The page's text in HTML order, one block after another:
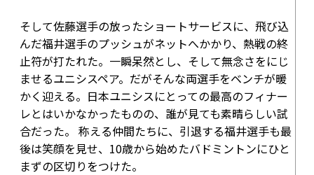
そして佐藤選手の放ったショートサービスに、飛び込
んだ福井選手のプッシュがネットへかかり、熱戦の終
止符が打たれた。一瞬呆然とし、そして無念さをにじ
ませるユニシスペア。だがそんな両選手をベンチが暖
かく迎える。日本ユニシスにとっての最高のフィナー
レとはいかなかったものの、誰が見ても素晴らしい試
合だった。 称える仲間たちに、引退する福井選手も最
後は笑顔を見せ、10歳から始めたバドミントンにひと
まずの区切りをつけた。